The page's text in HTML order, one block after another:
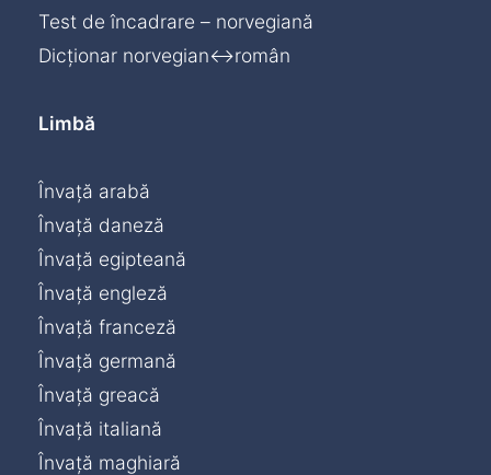
Test de încadrare – norvegiană
Dicționar norvegian↔român
Limbă
Învață arabă
Învață daneză
Învață egipteană
Învață engleză
Învață franceză
Învață germană
Învață greacă
Învață italiană
Învață maghiară